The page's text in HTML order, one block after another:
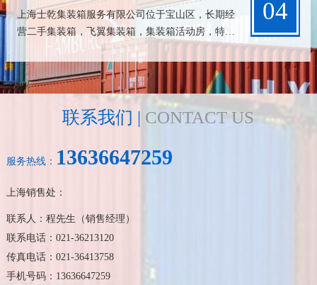
装箱...
04
上海士乾集装箱服务有限公司位于宝山区，长期经
营二手集装箱，飞翼集装箱，集装箱活动房，特种
集装箱，开顶箱，框架箱，冷藏箱，挂衣箱等等，
提供集装箱运输一条龙服务；公司拥有专业技术
强...
联系我们 | CONTACT US
服务热线： 13636647259
上海销售处：
联系人：程先生（销售经理）
联系电话：021-36213120
传真电话：021-36413758
手机号码：13636647259